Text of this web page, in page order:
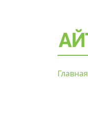
Главная